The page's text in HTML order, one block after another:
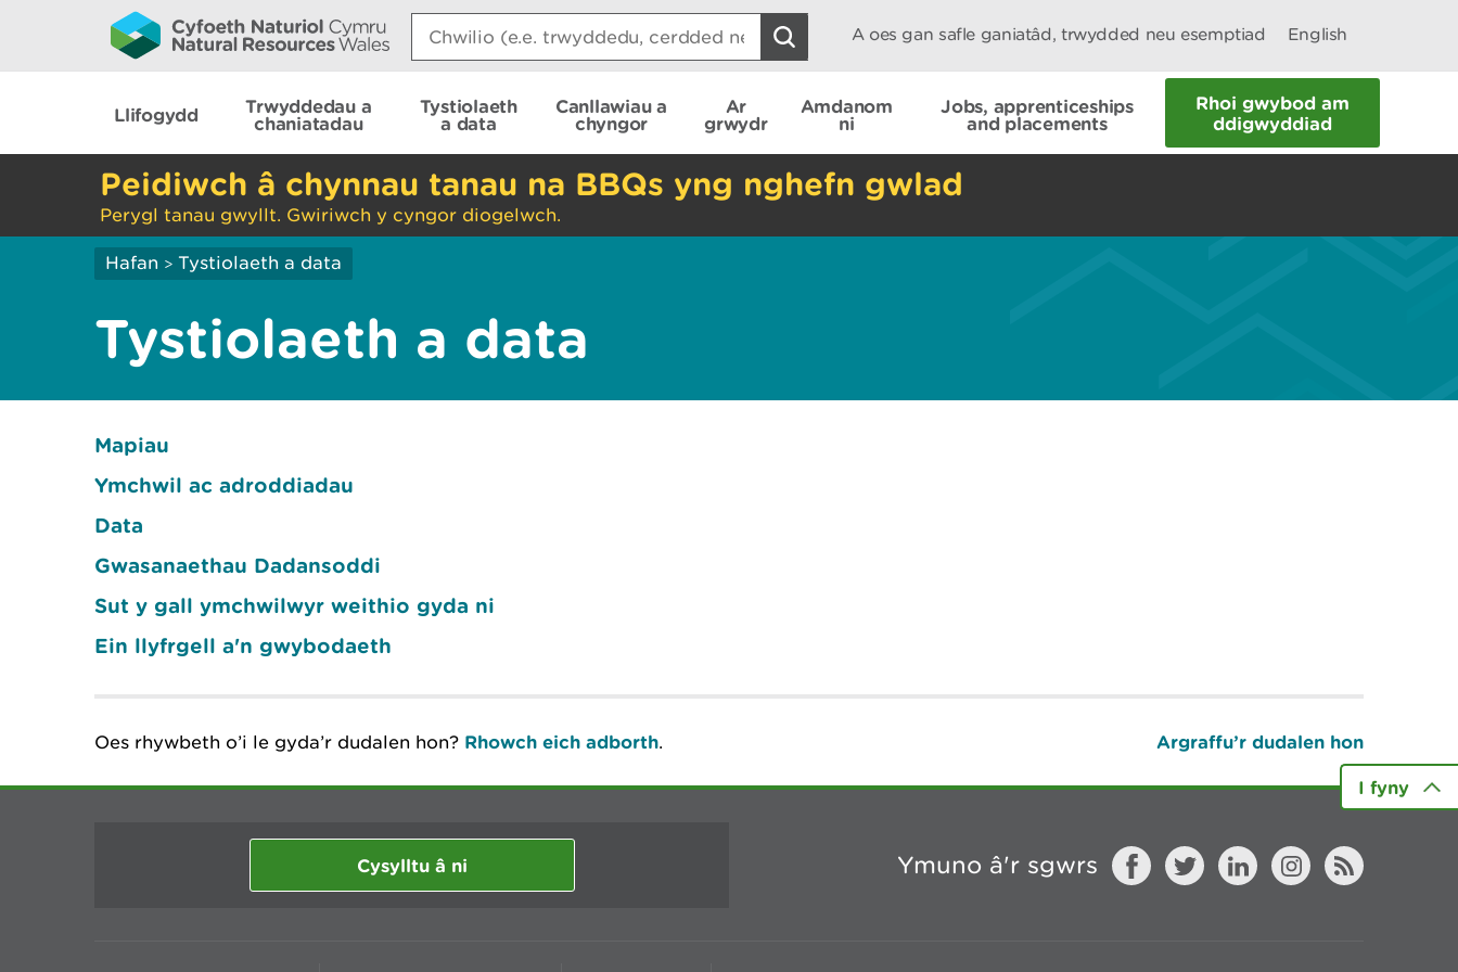
Search:
A oes gan safle ganiatâd, trwydded neu esemptiad English
Llifogydd
Trwyddedau a
chaniatadau
Tystiolaeth
a data
Canllawiau a
chyngor
Ar
grwydr
Amdanom
ni
Jobs, apprenticeships
and placements
Rhoi gwybod am
ddigwyddiad
Peidiwch â chynnau tanau na BBQs yng nghefn gwlad
Perygl tanau gwyllt. Gwiriwch y cyngor diogelwch.
Hafan > Tystiolaeth a data
Tystiolaeth a data
Mapiau
Ymchwil ac adroddiadau
Data
Gwasanaethau Dadansoddi
Sut y gall ymchwilwyr weithio gyda ni
Ein llyfrgell a'n gwybodaeth
Oes rhywbeth o’i le gyda’r dudalen hon? Rhowch eich adborth. Argraffu’r dudalen hon
I fyny
Cysylltu â ni Ymuno â'r sgwrs